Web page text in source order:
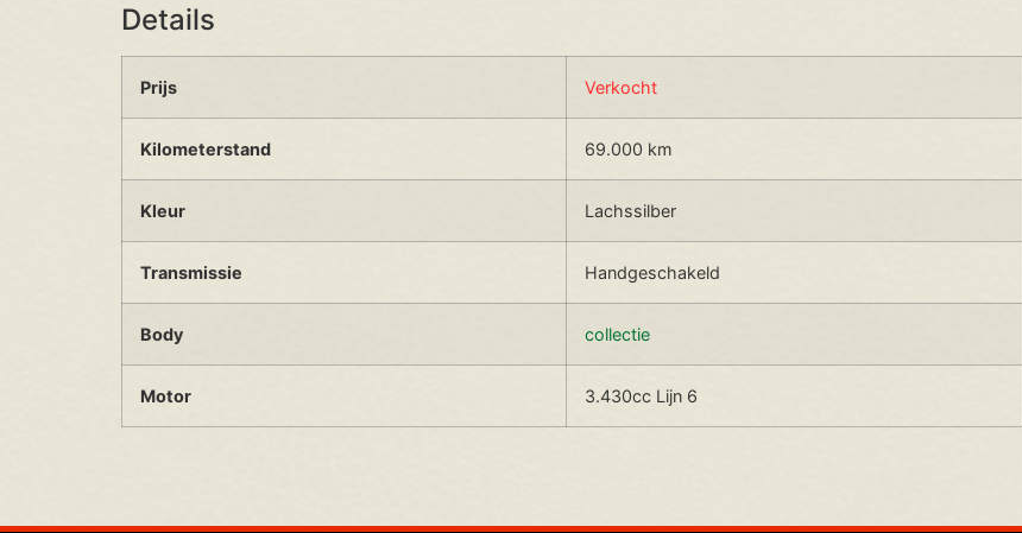
Details
Prijs Verkocht
Kilometerstand 69.000 km
Kleur Lachssilber
Transmissie Handgeschakeld
Body collectie
Motor 3.430cc Lijn 6